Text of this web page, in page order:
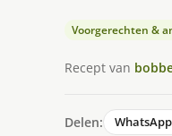
Voorgerechten &
Recept van
Delen: WhatsApp